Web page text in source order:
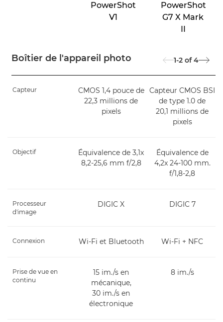
Boîtier de l'appareil photo
PowerShot
V1
PowerShot
G7 X Mark
II
1-2 of 4
Capteur
CMOS 1,4 pouce de
22,3 millions de
pixels
Capteur CMOS BSI
de type 1.0 de
20,1 millions de
pixels
Objectif
Équivalence de 3,1x
8,2-25,6 mm f/2,8
Équivalence de
4,2x 24-100 mm.
f/1,8-2,8
Processeur
d'image
DIGIC X DIGIC 7
Connexion Wi-Fi et Bluetooth Wi-Fi + NFC
Prise de vue en
continu
15 im./s en
mécanique,
30 im./s en
électronique
8 im./s